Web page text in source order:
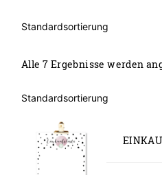
Alle 7 Ergebnisse werden